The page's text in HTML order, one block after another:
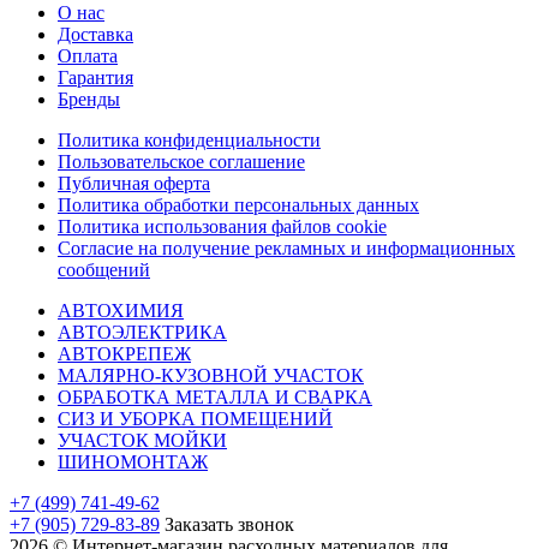
О нас
Доставка
Оплата
Гарантия
Бренды
Политика конфиденциальности
Пользовательское соглашение
Публичная оферта
Политика обработки персональных данных
Политика использования файлов cookie
Согласие на получение рекламных и информационных
сообщений
АВТОХИМИЯ
АВТОЭЛЕКТРИКА
АВТОКРЕПЕЖ
МАЛЯРНО-КУЗОВНОЙ УЧАСТОК
ОБРАБОТКА МЕТАЛЛА И СВАРКА
СИЗ И УБОРКА ПОМЕЩЕНИЙ
УЧАСТОК МОЙКИ
ШИНОМОНТАЖ
+7 (499) 741-49-62
+7 (905) 729-83-89 Заказать звонок